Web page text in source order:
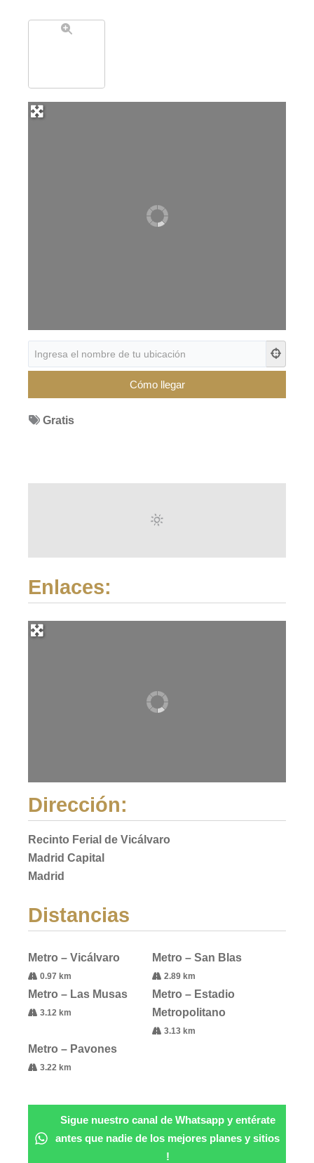
Gratis
Enlaces:
Dirección:
Recinto Ferial de Vicálvaro
Madrid Capital
Madrid
Distancias
Metro – Vicálvaro
0.97 km
Metro – San Blas
2.89 km
Metro – Las Musas
3.12 km
Metro – Estadio
Metropolitano
3.13 km
Metro – Pavones
3.22 km
Sigue nuestro canal de Whatsapp y entérate
antes que nadie de los mejores planes y sitios
!